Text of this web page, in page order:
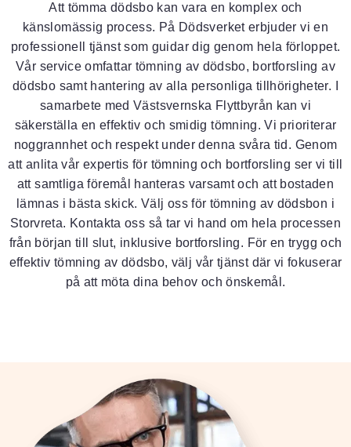
Att tömma dödsbo kan vara en komplex och
känslomässig process. På Dödsverket erbjuder vi en
professionell tjänst som guidar dig genom hela förloppet.
Vår service omfattar tömning av dödsbo, bortforsling av
dödsbo samt hantering av alla personliga tillhörigheter. I
samarbete med Västsvernska Flyttbyrån kan vi
säkerställa en effektiv och smidig tömning. Vi prioriterar
noggrannhet och respekt under denna svåra tid. Genom
att anlita vår expertis för tömning och bortforsling ser vi till
att samtliga föremål hanteras varsamt och att bostaden
lämnas i bästa skick. Välj oss för tömning av dödsbon i
Storvreta. Kontakta oss så tar vi hand om hela processen
från början till slut, inklusive bortforsling. För en trygg och
effektiv tömning av dödsbo, välj vår tjänst där vi fokuserar
på att möta dina behov och önskemål.